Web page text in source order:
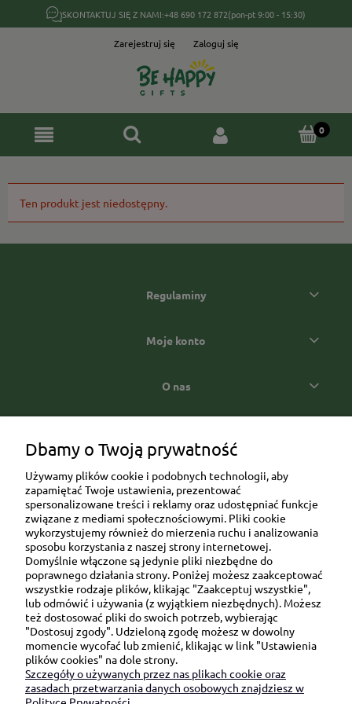
SKONTAKTUJ SIĘ Z NAMI:+48 690 172 872(pon-pt 9:00 - 15:30)
Zarejestruj się Zaloguj się
Ten produkt jest niedostępny.
Regulaminy
Moje konto
O nas
Ul. Brukowa 6/8 lok. 57/58
91-341 Łódź
NIP: 6751510615
SKONTAKTUJ SIĘ Z NAMI:
sklep@be-happygifts.com
+48 690 172 872
Dbamy o Twoją prywatność
Używamy plików cookie i podobnych technologii, aby
zapamiętać Twoje ustawienia, prezentować
spersonalizowane treści i reklamy oraz udostępniać funkcje
związane z mediami społecznościowymi. Pliki cookie
wykorzystujemy również do mierzenia ruchu i analizowania
sposobu korzystania z naszej strony internetowej.
Domyślnie włączone są jedynie pliki niezbędne do
poprawnego działania strony. Poniżej możesz zaakceptować
wszystkie rodzaje plików, klikając "Zaakceptuj wszystkie",
lub odmówić i używania (z wyjątkiem niezbędnych). Możesz
też dostosować pliki do swoich potrzeb, wybierając
"Dostosuj zgody". Udzieloną zgodę możesz w dowolny
momencie wycofać lub zmienić, klikając w link "Ustawienia
plików cookies" na dole strony.
Szczegóły o używanych przez nas plikach cookie oraz
zasadach przetwarzania danych osobowych znajdziesz w